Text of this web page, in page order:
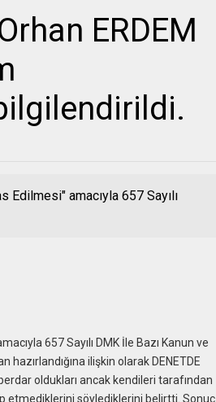
ERDEM
Edilmesi" amacıyla 657 Sayılı
657 Sayılı DMK İle Bazı Kanun ve
hazırlandığına ilişkin olarak DENETDE
oldukları ancak kendileri tarafından
etmediklerini söylediklerini belirtti. Sonuç